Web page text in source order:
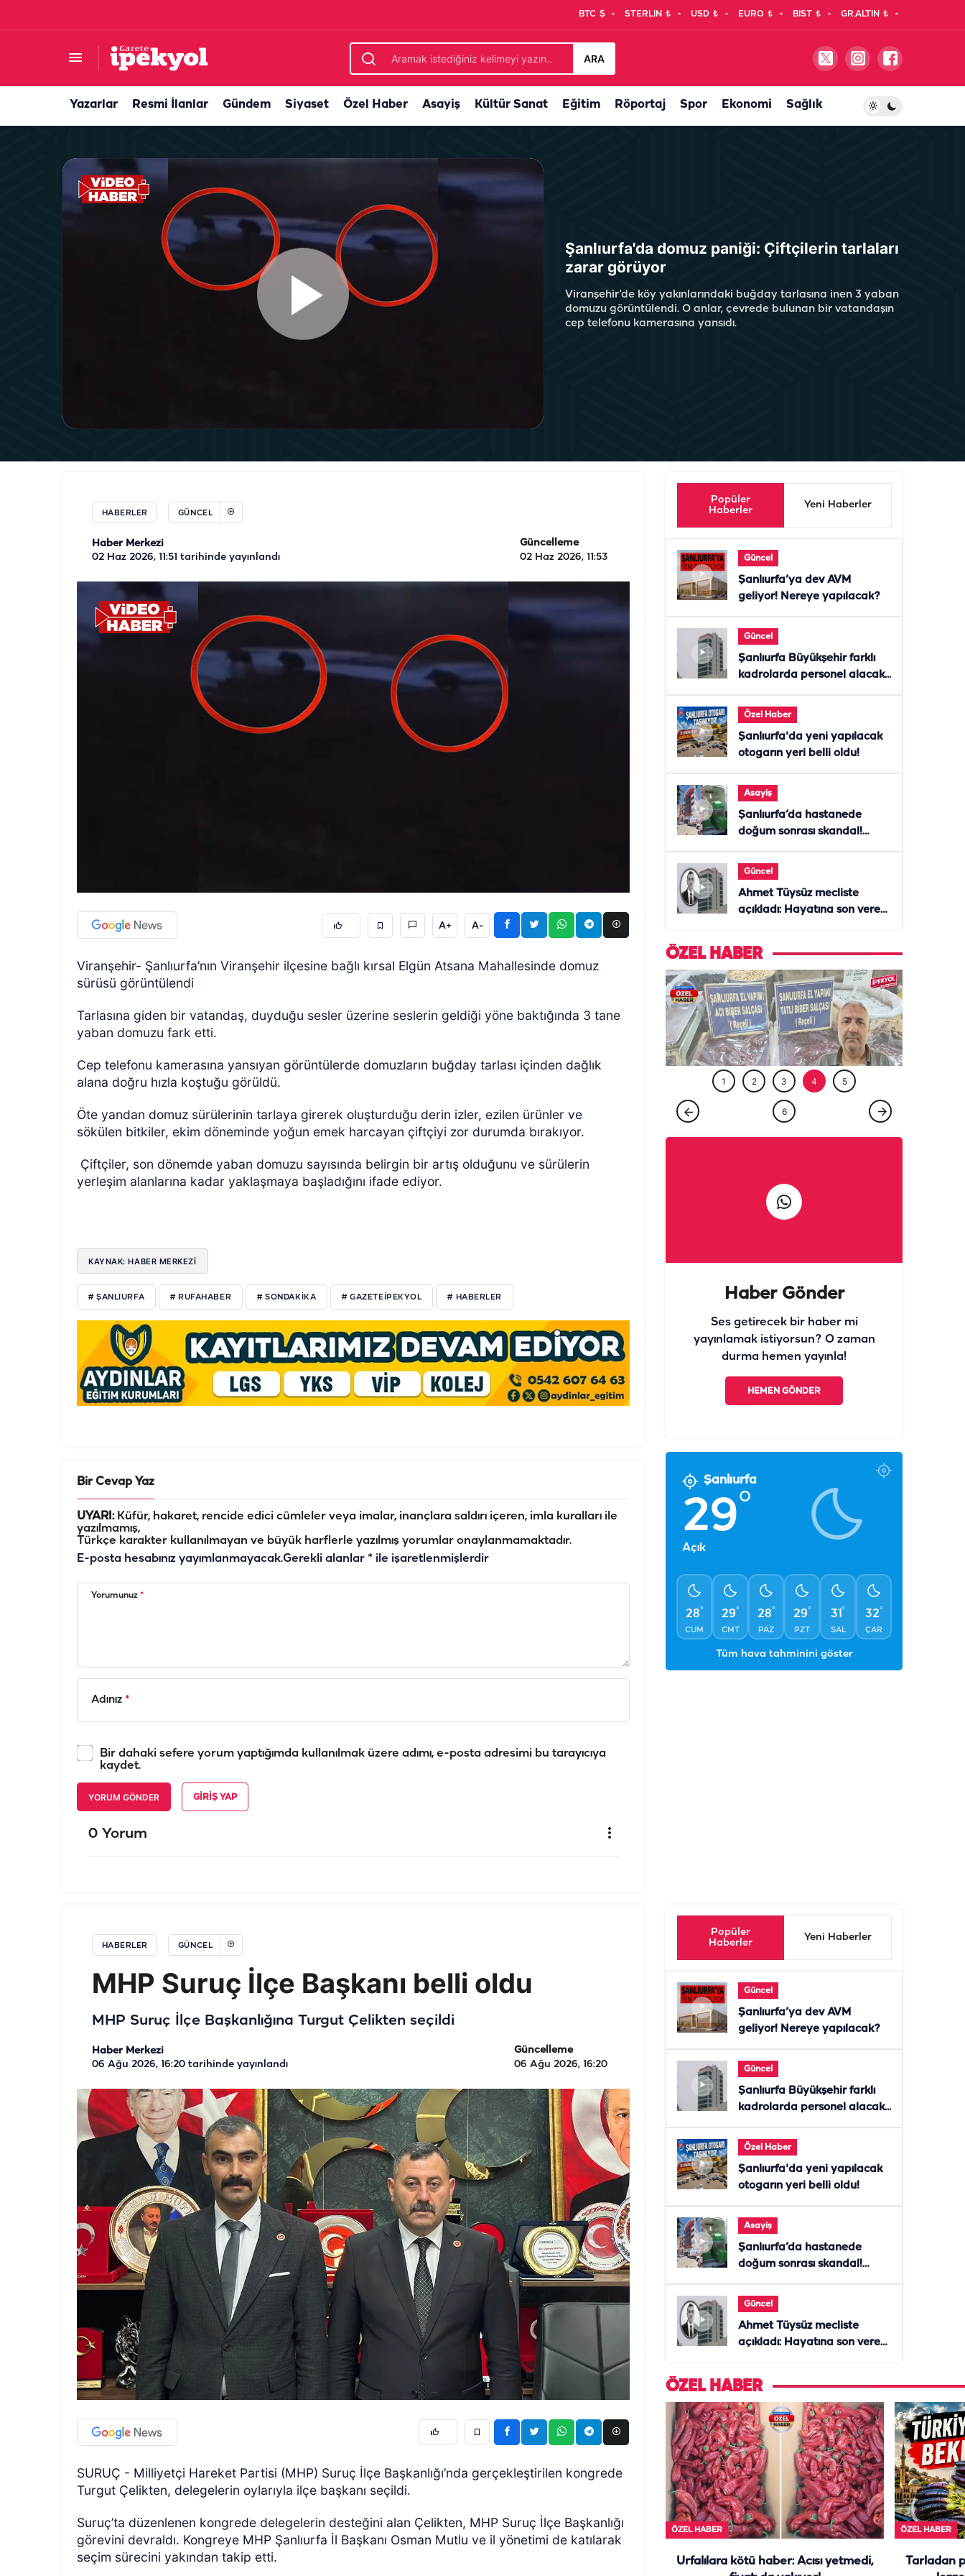
BTC $ STERLIN ₺ USD ₺ EURO ₺ BIST ₺ GR.ALTIN ₺
ARA
Yazarlar Resmi İlanlar Gündem Siyaset Özel Haber Asayiş Kültür Sanat Eğitim Röportaj Spor Ekonomi Sağlık
Şanlıurfa'da domuz paniği: Çiftçilerin tarlaları
zarar görüyor
Viranşehir’de köy yakınlarındaki buğday tarlasına inen 3 yaban
domuzu görüntülendi. O anlar, çevrede bulunan bir vatandaşın
cep telefonu kamerasına yansıdı.
HABERLER GÜNCEL
Haber Merkezi
02 Haz 2026, 11:51 tarihinde yayınlandı
Güncelleme
02 Haz 2026, 11:53
A+ A-
Viranşehir- Şanlıurfa’nın Viranşehir ilçesine bağlı kırsal Elgün Atsana Mahallesinde domuz
sürüsü görüntülendi
Tarlasına giden bir vatandaş, duyduğu sesler üzerine seslerin geldiği yöne baktığında 3 tane
yaban domuzu fark etti.
Cep telefonu kamerasına yansıyan görüntülerde domuzların buğday tarlası içinden dağlık
alana doğru hızla koştuğu görüldü.
Öte yandan domuz sürülerinin tarlaya girerek oluşturduğu derin izler, ezilen ürünler ve
sökülen bitkiler, ekim döneminde yoğun emek harcayan çiftçiyi zor durumda bırakıyor.
Çiftçiler, son dönemde yaban domuzu sayısında belirgin bir artış olduğunu ve sürülerin
yerleşim alanlarına kadar yaklaşmaya başladığını ifade ediyor.
KAYNAK: HABER MERKEZI
# ŞANLIURFA # RUFAHABER # SONDAKIKA # GAZETEIPEKYOL # HABERLER
Bir Cevap Yaz
UYARI:Küfür, hakaret, rencide edici cümleler veya imalar, inançlara saldırı içeren, imla kuralları ile
yazılmamış,
Türkçe karakter kullanılmayan ve büyük harflerle yazılmış yorumlar onaylanmamaktadır.
E-posta hesabınız yayımlanmayacak.Gerekli alanlar * ile işaretlenmişlerdir
Yorumunuz *
Adınız *
Bir dahaki sefere yorum yaptığımda kullanılmak üzere adımı, e-posta adresimi bu tarayıcıya
kaydet.
YORUM GÖNDER GIRIŞ YAP
0 Yorum
Popüler
Haberler
Yeni Haberler
Güncel
Şanlıurfa’ya dev AVM
geliyor! Nereye yapılacak?
Güncel
Şanlıurfa Büyükşehir farklı
kadrolarda personel alacak!
Özel Haber
Şanlıurfa'da yeni yapılacak
otogarın yeri belli oldu!
Asayiş
Şanlıurfa’da hastanede
doğum sonrası skandal!
Güncel
Ahmet Tüysüz mecliste
açıkladı: Hayatına son veren
ÖZEL HABER
ÖZEL HABER ÖZEL HABER ÖZEL HABER
Gurbetçi talebi Urfa esnafına sezonu
1 2 3 4 5
6
Haber Gönder
Ses getirecek bir haber mi
yayınlamak istiyorsun? O zaman
durma hemen yayınla!
HEMEN GÖNDER
Şanlıurfa
29°
Açık
28°
CUM
29°
CMT
28°
PAZ
29°
PZT
31°
SAL
32°
ÇAR
Tüm hava tahminini göster
HABERLER GÜNCEL
MHP Suruç İlçe Başkanı belli oldu
MHP Suruç İlçe Başkanlığına Turgut Çelikten seçildi
Haber Merkezi
06 Ağu 2026, 16:20 tarihinde yayınlandı
Güncelleme
06 Ağu 2026, 16:20
SURUÇ - Milliyetçi Hareket Partisi (MHP) Suruç İlçe Başkanlığı’nda gerçekleştirilen kongrede
Turgut Çelikten, delegelerin oylarıyla ilçe başkanı seçildi.
Suruç’ta düzenlenen kongrede delegelerin desteğini alan Çelikten, MHP Suruç İlçe Başkanlığı
görevini devraldı. Kongreye MHP Şanlıurfa İl Başkanı Osman Mutlu ve il yönetimi de katılarak
seçim sürecini yakından takip etti.
Popüler
Haberler
Yeni Haberler
Güncel
Şanlıurfa’ya dev AVM
geliyor! Nereye yapılacak?
Güncel
Şanlıurfa Büyükşehir farklı
kadrolarda personel alacak!
Özel Haber
Şanlıurfa'da yeni yapılacak
otogarın yeri belli oldu!
Asayiş
Şanlıurfa’da hastanede
doğum sonrası skandal!
Güncel
Ahmet Tüysüz mecliste
açıkladı: Hayatına son veren
ÖZEL HABER
ÖZEL HABER
Urfalılara kötü haber: Acısı yetmedi,
ÖZEL HABER
Tarladan